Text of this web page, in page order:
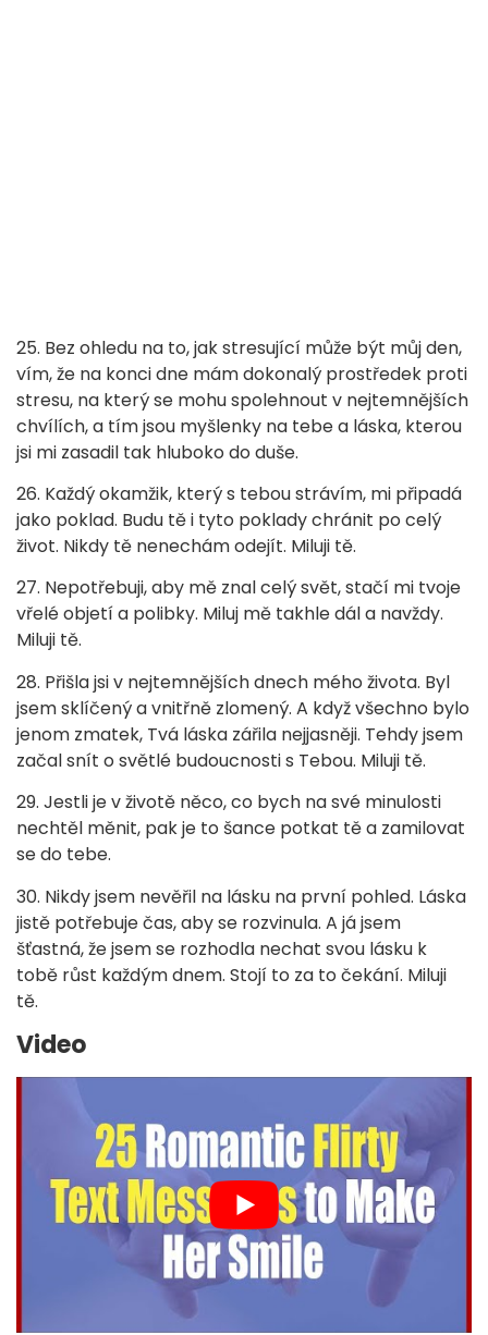
25. Bez ohledu na to, jak stresující může být můj den,
vím, že na konci dne mám dokonalý prostředek proti
stresu, na který se mohu spolehnout v nejtemnějších
chvílích, a tím jsou myšlenky na tebe a láska, kterou
jsi mi zasadil tak hluboko do duše.
26. Každý okamžik, který s tebou strávím, mi připadá
jako poklad. Budu tě i tyto poklady chránit po celý
život. Nikdy tě nenechám odejít. Miluji tě.
27. Nepotřebuji, aby mě znal celý svět, stačí mi tvoje
vřelé objetí a polibky. Miluj mě takhle dál a navždy.
Miluji tě.
28. Přišla jsi v nejtemnějších dnech mého života. Byl
jsem sklíčený a vnitřně zlomený. A když všechno bylo
jenom zmatek, Tvá láska zářila nejjasněji. Tehdy jsem
začal snít o světlé budoucnosti s Tebou. Miluji tě.
29. Jestli je v životě něco, co bych na své minulosti
nechtěl měnit, pak je to šance potkat tě a zamilovat
se do tebe.
30. Nikdy jsem nevěřil na lásku na první pohled. Láska
jistě potřebuje čas, aby se rozvinula. A já jsem
šťastná, že jsem se rozhodla nechat svou lásku k
tobě růst každým dnem. Stojí to za to čekání. Miluji
tě.
Video